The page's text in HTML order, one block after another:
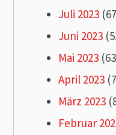
Juli 2023
Juni 2023
Mai 2023
April 2023
März 2023
Februar